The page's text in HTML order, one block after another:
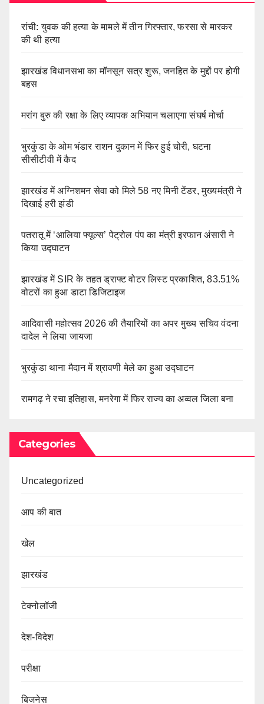
रांची: युवक की हत्या के मामले में तीन गिरफ्तार, फरसा से मारकर
की थी हत्या
झारखंड विधानसभा का मॉनसून सत्र शुरू, जनहित के मुद्दों पर होगी
बहस
मरांग बुरु की रक्षा के लिए व्यापक अभियान चलाएगा संघर्ष मोर्चा
भुरकुंडा के ओम भंडार राशन दुकान में फिर हुई चोरी, घटना
सीसीटीवी में कैद
झारखंड में अग्निशमन सेवा को मिले 58 नए मिनी टेंडर, मुख्यमंत्री ने
दिखाई हरी झंडी
पतरातू में ‘आलिया फ्यूल्स’ पेट्रोल पंप का मंत्री इरफान अंसारी ने
किया उद्घाटन
झारखंड में SIR के तहत ड्राफ्ट वोटर लिस्ट प्रकाशित, 83.51%
वोटरों का हुआ डाटा डिजिटाइज
आदिवासी महोत्सव 2026 की तैयारियों का अपर मुख्य सचिव वंदना
दादेल ने लिया जायजा
भुरकुंडा थाना मैदान में श्रावणी मेले का हुआ उद्घाटन
रामगढ़ ने रचा इतिहास, मनरेगा में फिर राज्य का अव्वल जिला बना
Categories
Uncategorized
आप की बात
खेल
झारखंड
टेक्नोलॉजी
देश-विदेश
परीक्षा
बिजनेस